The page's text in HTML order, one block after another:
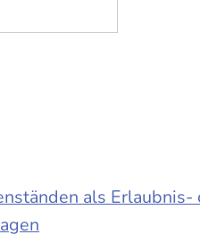
als